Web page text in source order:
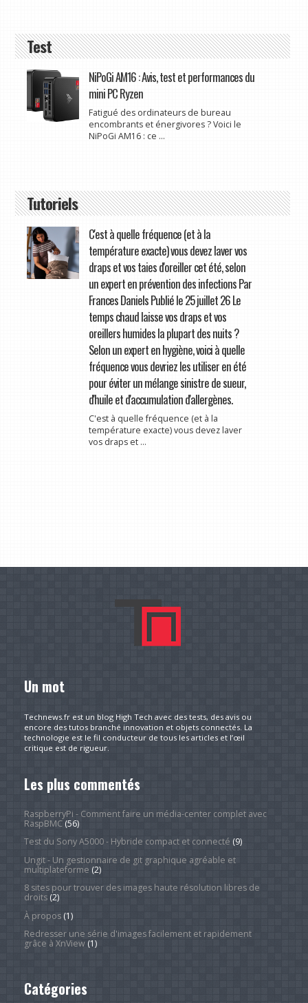
Test
NiPoGi AM16 : Avis, test et performances du
mini PC Ryzen
Fatigué des ordinateurs de bureau
encombrants et énergivores ? Voici le
NiPoGi AM16 : ce ...
Tutoriels
C'est à quelle fréquence (et à la
température exacte) vous devez laver vos
draps et vos taies d'oreiller cet été, selon
un expert en prévention des infections Par
Frances Daniels Publié le 25 juillet 26 Le
temps chaud laisse vos draps et vos
oreillers humides la plupart des nuits ?
Selon un expert en hygiène, voici à quelle
fréquence vous devriez les utiliser en été
pour éviter un mélange sinistre de sueur,
d'huile et d'accumulation d'allergènes.
C'est à quelle fréquence (et à la
température exacte) vous devez laver
vos draps et ...
Un mot
Technews.fr est un blog High Tech avec des tests, des avis ou
encore des tutos branché innovation et objets connectés. La
technologie est le fil conducteur de tous les articles et l’œil
critique est de rigueur.
Les plus commentés
RaspberryPi - Comment faire un média-center complet avec
RaspBMC(56)
Test du Sony A5000 - Hybride compact et connecté (9)
Ungit - Un gestionnaire de git graphique agréable et
multiplateforme (2)
8 sites pour trouver des images haute résolution libres de
droits(2)
À propos(1)
Redresser une série d'images facilement et rapidement
grâce à XnView(1)
Catégories